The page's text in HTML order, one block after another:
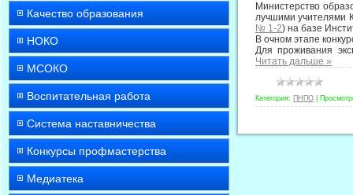
Качество образования
НОКО
МСОКО
Воспитательная работа
Система наставничества
Конкурсы профмастерства
Медиатека
Министерство
лучшими учителями
№ 1-2) на базе
В очном этапе
Для проживания
Читать дальше »
Категория: ПНПО